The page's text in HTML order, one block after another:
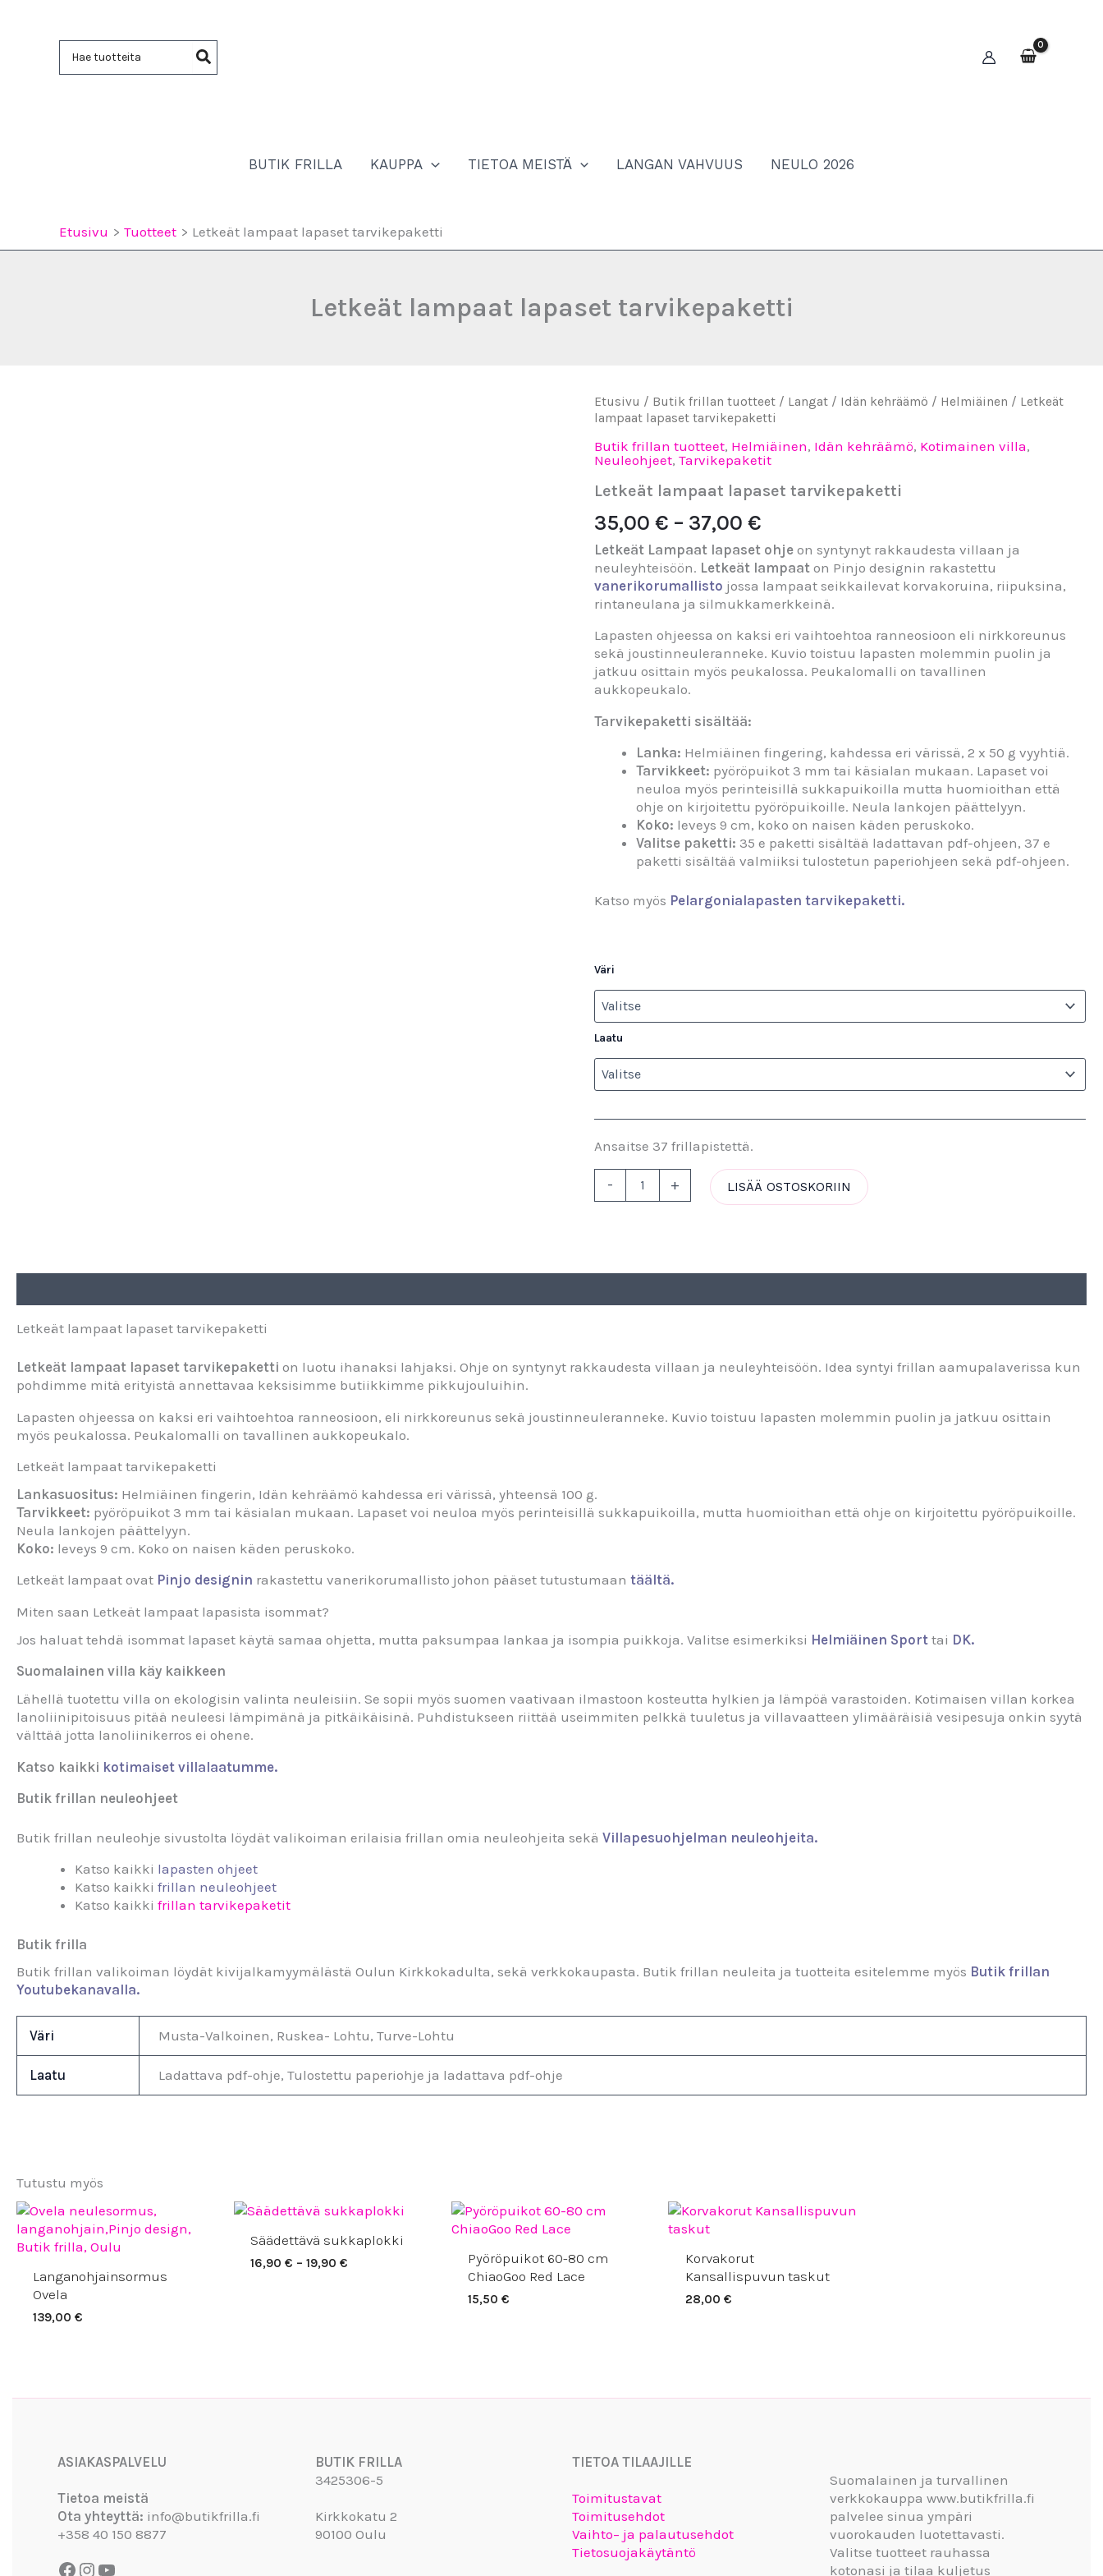
BUTIK FRILLA KAUPPA TIETOA MEISTÄ LANGAN VAHVUUS NEULO 2026
Etusivu Tuotteet Letkeät lampaat lapaset tarvikepaketti
Letkeät lampaat lapaset tarvikepaketti
Etusivu / Butik frillan tuotteet / Langat / Idän kehräämö / Helmiäinen / Letkeät
lampaat lapaset tarvikepaketti
Butik frillan tuotteet, Helmiäinen, Idän kehräämö, Kotimainen villa,
Neuleohjeet,Tarvikepaketit
Letkeät lampaat lapaset tarvikepaketti
35,00€ – 37,00€
Hintaluokka:
-
37,00 €
Letkeät Lampaat lapaset ohje on syntynyt rakkaudesta villaan ja
neuleyhteisöön. Letkeät lampaat on Pinjo designin rakastettu
vanerikorumallisto jossa lampaat seikkailevat korvakoruina, riipuksina,
rintaneulana ja silmukkamerkkeinä.
Lapasten ohjeessa on kaksi eri vaihtoehtoa ranneosioon eli nirkkoreunus
sekä joustinneuleranneke. Kuvio toistuu lapasten molemmin puolin ja
jatkuu osittain myös peukalossa. Peukalomalli on tavallinen
aukkopeukalo.
Tarvikepaketti sisältää:
Lanka: Helmiäinen fingering, kahdessa eri värissä, 2 x 50 g vyyhtiä.
Tarvikkeet: pyöröpuikot 3 mm tai käsialan mukaan. Lapaset voi
neuloa myös perinteisillä sukkapuikoilla mutta huomioithan että
ohje on kirjoitettu pyöröpuikoille. Neula lankojen päättelyyn.
Koko: leveys 9 cm, koko on naisen käden peruskoko.
Valitse paketti: 35 e paketti sisältää ladattavan pdf-ohjeen, 37 e
paketti sisältää valmiiksi tulostetun paperiohjeen sekä pdf-ohjeen.
Katso myös Pelargonialapasten tarvikepaketti.
Väri
Laatu
Ansaitse 37 frillapistettä.
-
Letkeät
lampaat
tarvikepaketti
määrä
+ LISÄÄ OSTOSKORIIN
Letkeät lampaat lapaset tarvikepaketti
Letkeät lampaat lapaset tarvikepaketti on luotu ihanaksi lahjaksi. Ohje on syntynyt rakkaudesta villaan ja neuleyhteisöön. Idea syntyi frillan aamupalaverissa kun
pohdimme mitä erityistä annettavaa keksisimme butiikkimme pikkujouluihin.
Lapasten ohjeessa on kaksi eri vaihtoehtoa ranneosioon, eli nirkkoreunus sekä joustinneuleranneke. Kuvio toistuu lapasten molemmin puolin ja jatkuu osittain
myös peukalossa. Peukalomalli on tavallinen aukkopeukalo.
Letkeät lampaat tarvikepaketti
Lankasuositus: Helmiäinen fingerin, Idän kehräämö kahdessa eri värissä, yhteensä 100 g.
Tarvikkeet: pyöröpuikot 3 mm tai käsialan mukaan. Lapaset voi neuloa myös perinteisillä sukkapuikoilla, mutta huomioithan että ohje on kirjoitettu pyöröpuikoille.
Neula lankojen päättelyyn.
Koko: leveys 9 cm. Koko on naisen käden peruskoko.
Letkeät lampaat ovat Pinjo designin rakastettu vanerikorumallisto johon pääset tutustumaan täältä.
Miten saan Letkeät lampaat lapasista isommat?
Jos haluat tehdä isommat lapaset käytä samaa ohjetta, mutta paksumpaa lankaa ja isompia puikkoja. Valitse esimerkiksi Helmiäinen Sport tai DK.
Suomalainen villa käy kaikkeen
Lähellä tuotettu villa on ekologisin valinta neuleisiin. Se sopii myös suomen vaativaan ilmastoon kosteutta hylkien ja lämpöä varastoiden. Kotimaisen villan korkea
lanoliinipitoisuus pitää neuleesi lämpimänä ja pitkäikäisinä. Puhdistukseen riittää useimmiten pelkkä tuuletus ja villavaatteen ylimääräisiä vesipesuja onkin syytä
välttää jotta lanoliinikerros ei ohene.
Katso kaikki kotimaiset villalaatumme.
Butik frillan neuleohjeet
Butik frillan neuleohje sivustolta löydät valikoiman erilaisia frillan omia neuleohjeita sekä Villapesuohjelman neuleohjeita.
Katso kaikki lapasten ohjeet
Katso kaikki frillan neuleohjeet
Katso kaikki frillan tarvikepaketit
Butik frilla
Butik frillan valikoiman löydät kivijalkamyymälästä Oulun Kirkkokadulta, sekä verkkokaupasta. Butik frillan neuleita ja tuotteita esitelemme myös Butik frillan
Youtubekanavalla.
Väri Musta-Valkoinen, Ruskea- Lohtu, Turve-Lohtu
Laatu Ladattava pdf-ohje, Tulostettu paperiohje ja ladattava pdf-ohje
Tutustu myös
Langanohjainsormus
Ovela
139,00€
Säädettävä sukkaplokki
16,90€ – 19,90€
Hintaluokka:
16,90 €
-
Pyöröpuikot 60-80 cm
ChiaoGoo Red Lace
15,50 €
Korvakorut
Kansallispuvun taskut
28,00 €
ASIAKASPALVELU
Tietoa meistä
Ota yhteyttä: info@butikfrilla.fi
+358 40 150 8877
BUTIK FRILLA
3425306-5
Kirkkokatu 2
90100 Oulu
TIETOA TILAAJILLE
Toimitustavat
Toimitusehdot
Vaihto– ja palautusehdot
Tietosuojakäytäntö
Suomalainen ja turvallinen
verkkokauppa www.butikfrilla.fi
palvelee sinua ympäri
vuorokauden luotettavasti.
Valitse tuotteet rauhassa
kotonasi ja tilaa kuljetus